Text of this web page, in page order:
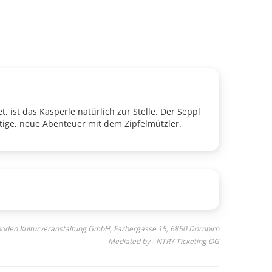
ist das Kasperle natürlich zur Stelle. Der Seppl
neue Abenteuer mit dem Zipfelmützler.
Kulturveranstaltung GmbH, Färbergasse 15, 6850 Dornbirn
Mediated by - NTRY Ticketing OG